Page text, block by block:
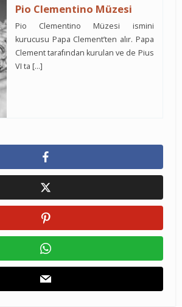
Pio Clementino Müzesi
Pio Clementino Müzesi ismini
kurucusu Papa Clement’ten alır. Papa
Clement tarafından kurulan ve de Pius
VI ta […]